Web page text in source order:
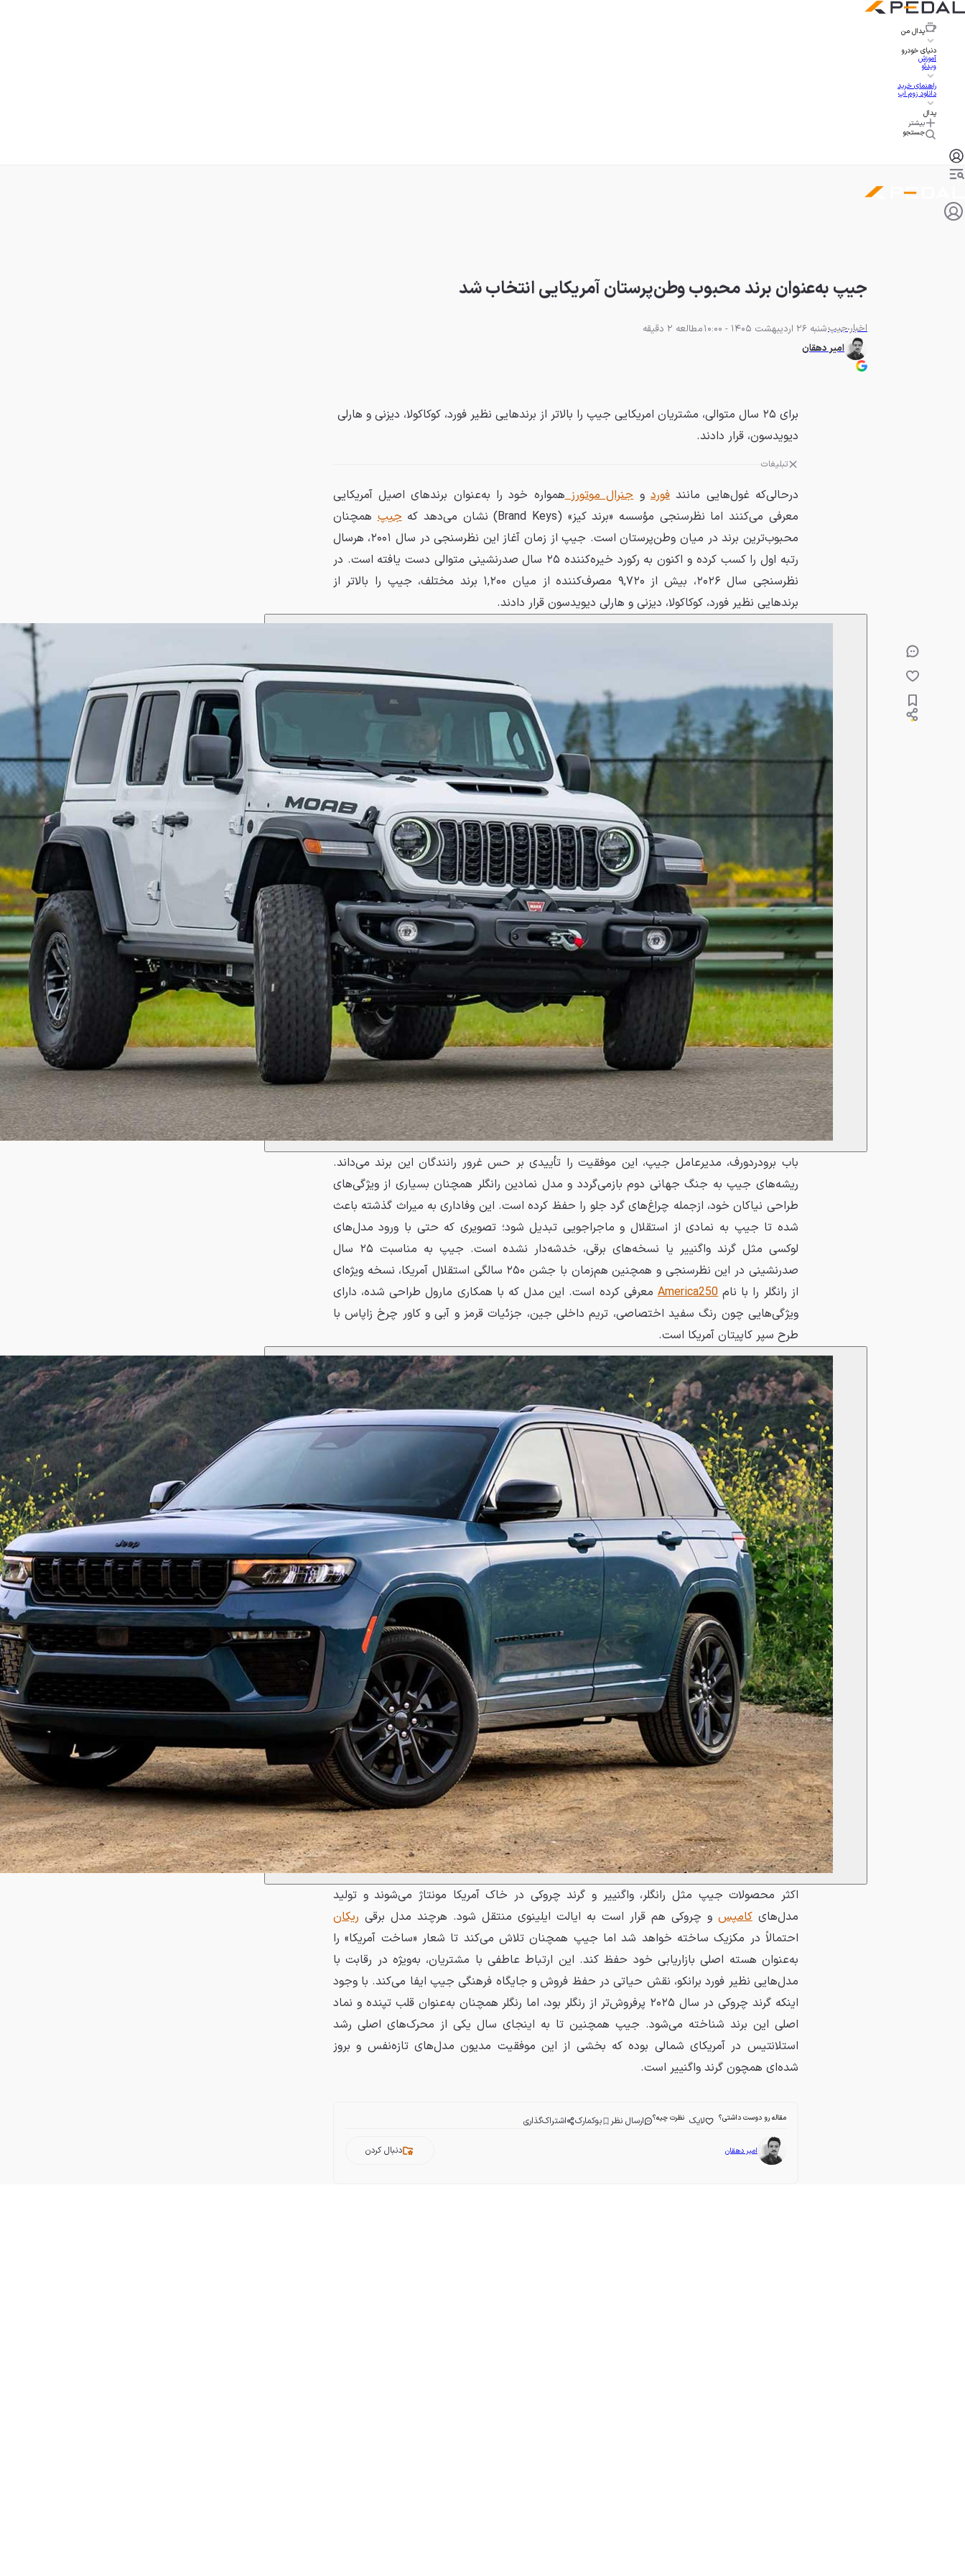
پدال من
دنیای خودرو
آموزش
ویدئو
راهنمای خرید
دانلود زوم اپ
پدال
بیشتر
جستجو
جیپ به‌عنوان برند محبوب وطن‌پرستان آمریکایی انتخاب شد
اخبارجیپشنبه 26 اردیبهشت 1405 - 10:00
مطالعه 2 دقیقه
امیر دهقان
برای ۲۵ سال متوالی، مشتریان امریکایی جیپ را بالاتر از برندهایی نظیر فورد، کوکاکولا، دیزنی و هارلی
دیویدسون، قرار دادند.
تبلیغات
درحالی‌که غول‌هایی مانندفورد وجنرال موتورزهمواره خود را به‌عنوان برندهای اصیل آمریکایی
معرفی می‌کنند اما نظرسنجی مؤسسه «برند کیز» (Brand Keys) نشان می‌دهد که
جیپهمچنان
محبوب‌ترین برند در میان وطن‌پرستان است. جیپ از زمان آغاز این نظرسنجی در سال ۲۰۰۱، هرسال
رتبه اول را کسب کرده و اکنون به رکورد خیره‌کننده ۲۵ سال صدرنشینی متوالی دست یافته است. در
نظرسنجی سال ۲۰۲۶، بیش از ۹,۷۲۰ مصرف‌کننده از میان ۱,۲۰۰ برند مختلف، جیپ را بالاتر از
برندهایی نظیر فورد، کوکاکولا، دیزنی و هارلی دیویدسون قرار دادند.
باب برودردورف، مدیرعامل جیپ، این موفقیت را تأییدی بر حس غرور رانندگان این برند می‌داند.
ریشه‌های جیپ به جنگ جهانی دوم بازمی‌گردد و مدل نمادین رانگلر همچنان بسیاری از ویژگی‌های
طراحی نیاکان خود، ازجمله چراغ‌های گرد جلو را حفظ کرده است. این وفاداری به میراث گذشته باعث
شده تا جیپ به نمادی از استقلال و ماجراجویی تبدیل شود؛ تصویری که حتی با ورود مدل‌های
لوکسی مثل گرند واگنییر یا نسخه‌های برقی، خدشه‌دار نشده است. جیپ به مناسبت ۲۵ سال
صدرنشینی در این نظرسنجی و همچنین هم‌زمان با جشن ۲۵۰ سالگی استقلال آمریکا، نسخه ویژه‌ای
از رانگلر را با نامAmerica250 معرفی کرده است. این مدل که با همکاری مارول طراحی شده، دارای
ویژگی‌هایی چون رنگ سفید اختصاصی، تریم داخلی جین، جزئیات قرمز و آبی و کاور چرخ زاپاس با
طرح سپر کاپیتان آمریکا است.
اکثر محصولات جیپ مثل رانگلر، واگنییر و گرند چروکی در خاک آمریکا مونتاژ می‌شوند و تولید
مدل‌هایکامپس و چروکی هم قرار است به ایالت ایلینوی منتقل شود. هرچند مدل برقی ریکان
احتمالاً در مکزیک ساخته خواهد شد اما جیپ همچنان تلاش می‌کند تا شعار «ساخت آمریکا» را
به‌عنوان هسته اصلی بازاریابی خود حفظ کند. این ارتباط عاطفی با مشتریان، به‌ویژه در رقابت با
مدل‌هایی نظیر فورد برانکو، نقش حیاتی در حفظ فروش و جایگاه فرهنگی جیپ ایفا می‌کند. با وجود
اینکه گرند چروکی در سال ۲۰۲۵ پرفروش‌تر از رنگلر بود، اما رنگلر همچنان به‌عنوان قلب تپنده و نماد
اصلی این برند شناخته می‌شود. جیپ همچنین تا به اینجای سال یکی از محرک‌های اصلی رشد
استلانتیس در آمریکای شمالی بوده که بخشی از این موفقیت مدیون مدل‌های تازه‌نفس و بروز
شده‌ای همچون گرند واگنییر است.
مقاله رو دوست داشتی؟ لایک نظرت چیه؟ ارسال نظر بوکمارک اشتراک‌گذاری
امیر دهقان دنبال کردن